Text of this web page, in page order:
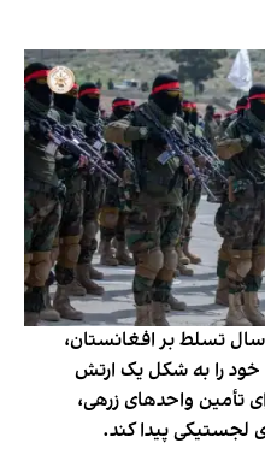
سال تسلط بر افغانستان،
را به شکل یک ارتش
تأمین واحدهای زرهی،
لجستیکی پیدا کند.